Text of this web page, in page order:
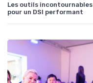
Les outils incontournables
pour un DSI performant